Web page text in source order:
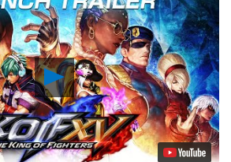
Lancer
la
vidéo